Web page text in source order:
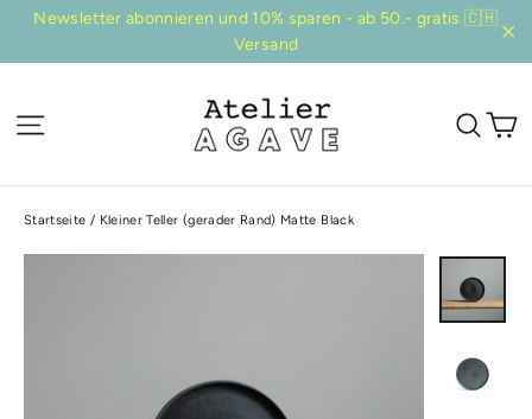
Direkt
Inhalt
Newsletter abonnieren und 10% sparen - ab 50.- gratis 🇨🇭
Versand
Seitennavigation
Startseite / Kleiner Teller (gerader Rand) Matte Black